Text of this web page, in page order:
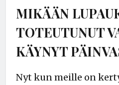
MIKÄÄN
TOTEUTUNUT
KÄYNYT
Nyt kun meille on